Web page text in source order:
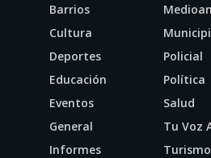
Barrios
Cultura
Deportes
Educación
Eventos
General
Informes
Policial
Política
Salud
Tu Voz
Turismo